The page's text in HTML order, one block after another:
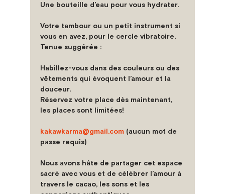
Une bouteille d’eau pour vous hydrater.
Votre tambour ou un petit instrument si
vous en avez, pour le cercle vibratoire.
Tenue suggérée :
Habillez-vous dans des couleurs ou des
vêtements qui évoquent l’amour et la
douceur.
Réservez votre place dès maintenant,
les places sont limitées!
kakawkarma@gmail.com (aucun mot de
passe requis)
Nous avons hâte de partager cet espace
sacré avec vous et de célébrer l’amour à
travers le cacao, les sons et les